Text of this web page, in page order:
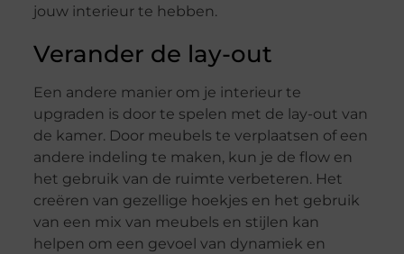
jouw interieur te hebben.
Verander de lay-out
Een andere manier om je interieur te
upgraden is door te spelen met de lay-out van
de kamer. Door meubels te verplaatsen of een
andere indeling te maken, kun je de flow en
het gebruik van de ruimte verbeteren. Het
creëren van gezellige hoekjes en het gebruik
van een mix van meubels en stijlen kan
helpen om een gevoel van dynamiek en